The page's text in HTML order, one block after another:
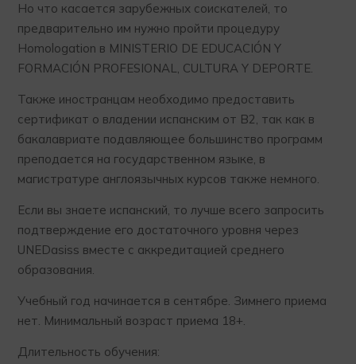
Но что касается зарубежных соискателей, то
предварительно им нужно пройти процедуру
Homologation в MINISTERIO DE EDUCACIÓN Y
FORMACIÓN PROFESIONAL, CULTURA Y DEPORTE.
Также иностранцам необходимо предоставить
сертификат о владении испанским от В2, так как в
бакалавриате подавляющее большинство программ
преподается на государственном языке, в
магистратуре англоязычных курсов также немного.
Если вы знаете испанский, то лучше всего запросить
подтверждение его достаточного уровня через
UNEDasiss вместе с аккредитацией среднего
образования.
Учебный год начинается в сентябре. Зимнего приема
нет. Минимальный возраст приема 18+.
Длительность обучения: